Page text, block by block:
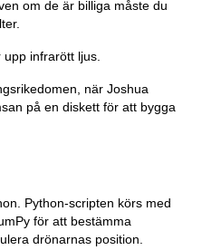
om de är billiga måste du
infrarött ljus.
när Joshua
på en diskett för att bygga
Python-scripten körs med
för att bestämma
drönarnas position.